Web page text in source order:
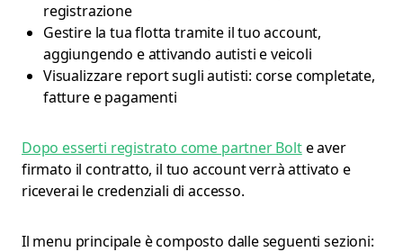
registrazione
Gestire la tua flotta tramite il tuo account,
aggiungendo e attivando autisti e veicoli
Visualizzare report sugli autisti: corse completate,
fatture e pagamenti
Dopo esserti registrato come partner Bolte aver
firmato il contratto, il tuo account verrà attivato e
riceverai le credenziali di accesso.
Il menu principale è composto dalle seguenti sezioni: